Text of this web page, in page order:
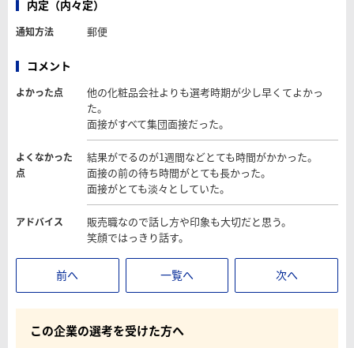
内定（内々定）
通知方法 郵便
コメント
よかった点
他の化粧品会社よりも選考時期が少し早くてよかっ
た。
面接がすべて集団面接だった。
よくなかった
点
結果がでるのが1週間などとても時間がかかった。
面接の前の待ち時間がとても長かった。
面接がとても淡々としていた。
アドバイス
販売職なので話し方や印象も大切だと思う。
笑顔ではっきり話す。
前へ 一覧へ 次へ
この企業の選考を受けた方へ